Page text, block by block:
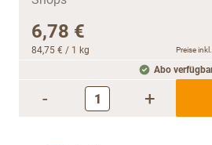
6,78 €
84,75 € / 1 kg Preise
Abo
- +